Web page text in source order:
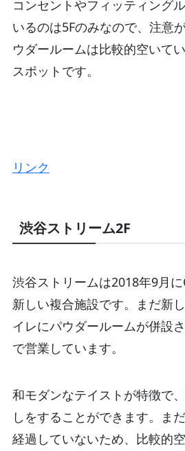
コンセントやフィッティング
いるのは5Fのみなので、注意
ウダールームは比較的空いて
スポットです。
リンク
渋谷ストリーム2F
渋谷ストリームは2018年9月
新しい複合施設です。まだ新
イレにパウダールームが併設
で営業しています。
和モダンなテイストが特徴で
しをすることができます。ま
経過していないため、比較的